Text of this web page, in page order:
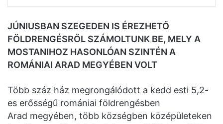
JÚNIUSBAN SZEGEDEN IS ÉREZHETŐ
FÖLDRENGÉSRŐL SZÁMOLTUNK BE, MELY A
MOSTANIHOZ HASONLÓAN SZINTÉN A
ROMÁNIAI ARAD MEGYÉBEN VOLT
Több száz ház megrongálódott a kedd esti 5,2-
es erősségű romániai földrengésben
Arad megyében, több községben középületeken